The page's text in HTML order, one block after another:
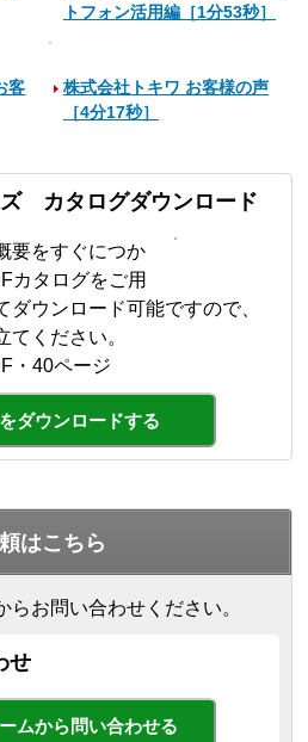
トフォン活用編［1分53秒］
客
株式会社トキワ お客様の声
［4分17秒］
ズ カタログダウンロード
要をすぐにつか
カタログをご用
ウンロード可能ですので、
てください。
・40ページ
ダウンロードする
はこちら
お問い合わせください。
せ
ムから問い合わせる